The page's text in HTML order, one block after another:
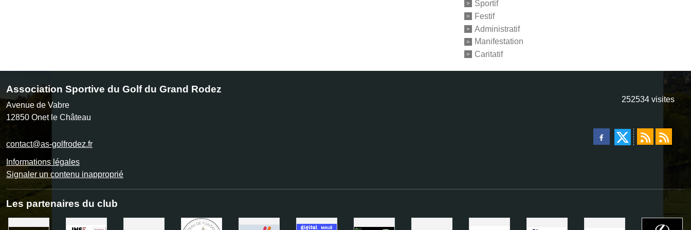
Sportif
Festif
Administratif
Manifestation
Caritatif
Association Sportive du Golf du Grand Rodez
Avenue de Vabre
12850 Onet le Château
contact@as-golfrodez.fr
Informations légales
Signaler un contenu inapproprié
252534 visites
Les partenaires du club